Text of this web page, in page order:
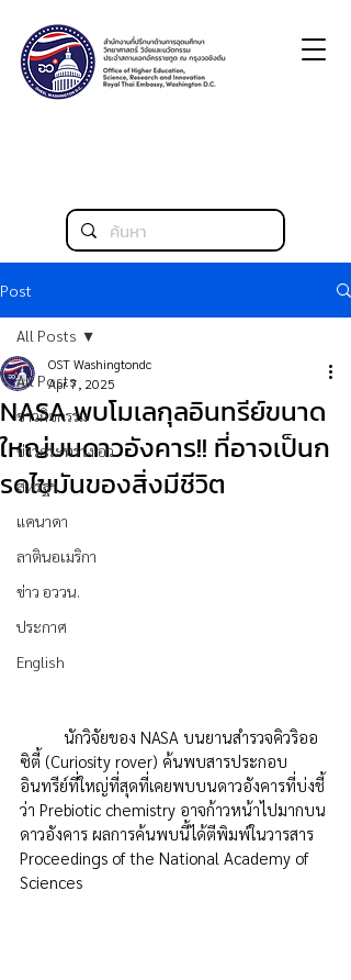
Post
All Posts
ข่าวกิจกรรม
ข่าวกระทรวง อว.
สหรัฐฯ
แคนาดา
ลาตินอเมริกา
ข่าว อววน.
ประกาศ
English
All Posts
NASA พบโมเลกุลอินทรีย์ขนาด
ใหญ่บนดาวอังคาร!! ที่อาจเป็นก
รดไขมันของสิ่งมีชีวิต
OST Washingtondc
Apr 7, 2025
ซิตี้ (Curiosity rover) ค้นพบสารประกอบ
อินทรีย์ที่ใหญ่ที่สุดที่เคยพบบนดาวอังคารที่บ่งชี้
ว่า Prebiotic chemistry อาจก้าวหน้าไปมากบน
ดาวอังคาร ผลการค้นพบนี้ได้ตีพิมพ์ในวารสาร
Proceedings of the National Academy of
Sciences